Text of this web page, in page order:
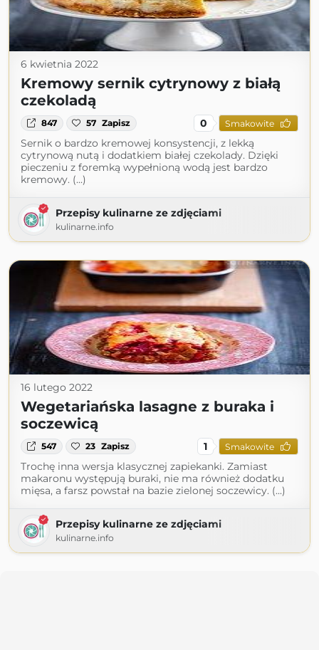
6 kwietnia 2022
Kremowy sernik cytrynowy z białą
czekoladą
847 57 Zapisz 0 Smakowite
Sernik o bardzo kremowej konsystencji, z lekką
cytrynową nutą i dodatkiem białej czekolady. Dzięki
pieczeniu z foremką wypełnioną wodą jest bardzo
kremowy. (...)
Przepisy kulinarne ze zdjęciami
kulinarne.info
16 lutego 2022
Wegetariańska lasagne z buraka i
soczewicą
547 23 Zapisz 1 Smakowite
Trochę inna wersja klasycznej zapiekanki. Zamiast
makaronu występują buraki, nie ma również dodatku
mięsa, a farsz powstał na bazie zielonej soczewicy. (...)
Przepisy kulinarne ze zdjęciami
kulinarne.info